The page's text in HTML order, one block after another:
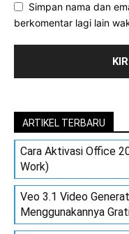
Simpan nama dan
berkomentar lagi lain
ARTIKEL TERBARU
Cara Aktivasi Office
Work)
Veo 3.1 Video
Menggunakannya